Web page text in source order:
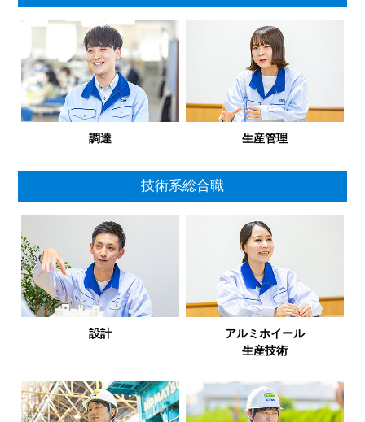
調達 生産管理
技術系総合職
設計
アルミホイール
生産技術